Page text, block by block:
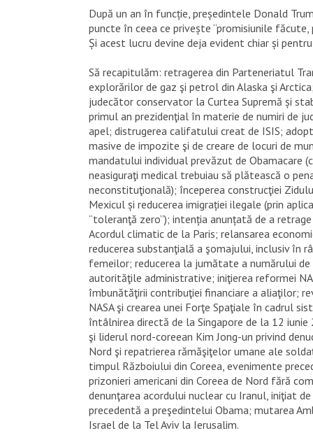
După un an în funcție, președintele Donald
puncte în ceea ce privește “promisiunile făcute,
Și acest lucru devine deja evident chiar și
Să recapitulăm: retragerea din Parteneriatul
explorărilor de gaz şi petrol din Alaska şi
judecător conservator la Curtea Supremă și
primul an prezidenţial în materie de numiri de
apel; distrugerea califatului creat de ISIS;
masive de impozite şi de creare de locuri de
mandatului individual prevăzut de Obamacare
neasiguraţi medical trebuiau să plătească o
neconstituţională); începerea construcţiei
Mexicul și reducerea imigrației ilegale (prin
“toleranţă zero”); intenția anunțată de a
Acordul climatic de la Paris; relansarea
reducerea substanţială a şomajului, inclusiv în
femeilor; reducerea la jumătate a numărului
autorităţile administrative; iniţierea reformei
îmbunătăţirii contribuţiei financiare a aliaţilor;
NASA şi crearea unei Forţe Spaţiale în cadrul
întâlnirea directă de la Singapore de la 12
şi liderul nord-coreean Kim Jong-un privind
Nord şi repatrierea rămăşiţelor umane ale
timpul Războiului din Coreea, evenimente
prizonieri americani din Coreea de Nord fără
denunţarea acordului nuclear cu Iranul, iniţiat
precedentă a preşedintelui Obama; mutarea
Israel de la Tel Aviv la Ierusalim.